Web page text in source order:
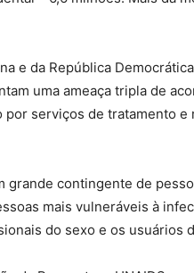
e da República
uma ameaça tripla de
serviços de tratamento e
grande contingente de
mais vulneráveis à
do sexo e os usuários